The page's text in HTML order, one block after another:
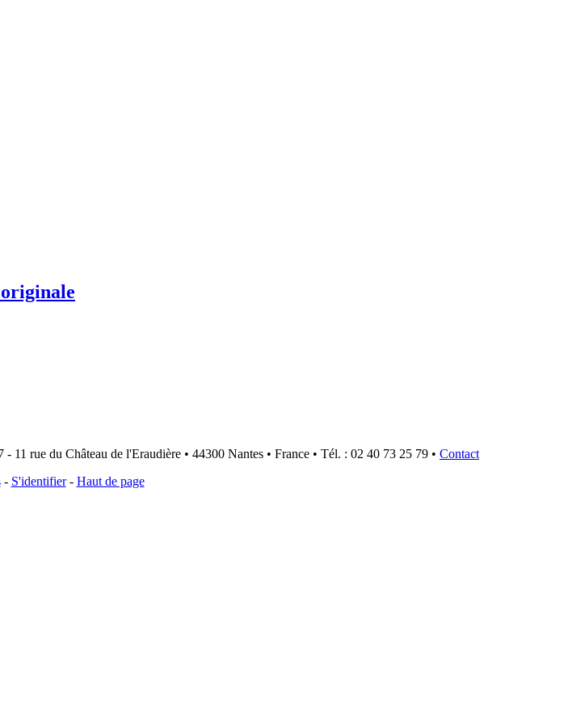
- 11 rue du Château de l'Eraudière • 44300 Nantes • France • Tél. : 02 40 73 25 79 • Contact
- S'identifier- Haut de page